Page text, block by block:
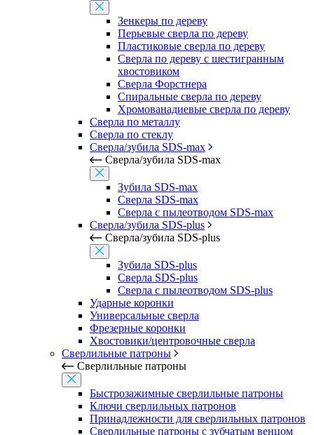
Зенкеры по дереву
Перьевые сверла по дереву
Пластиковые сверла по дереву
Сверла по дереву с шестигранным
хвостовиком
Сверла Форстнера
Спиральные сверла по дереву
Хромованадиевые сверла по дереву
Сверла по металлу
Сверла по стеклу
Сверла/зубила SDS-max
Сверла/зубила SDS-max
Зубила SDS-max
Сверла SDS-max
Сверла с пылеотводом SDS-max
Сверла/зубила SDS-plus
Сверла/зубила SDS-plus
Зубила SDS-plus
Сверла SDS-plus
Сверла с пылеотводом SDS-plus
Ударные коронки
Универсальные сверла
Фрезерные коронки
Хвостовики/центровочные сверла
Сверлильные патроны
Сверлильные патроны
Быстрозажимные сверлильные патроны
Ключи сверлильных патронов
Принадлежности для сверлильных патронов
Сверлильные патроны с зубчатым венцом